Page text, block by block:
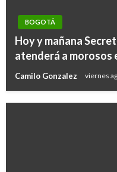
BOGOTÁ
Hoy y mañana
atenderá a morosos
Camilo Gonzalez viernes